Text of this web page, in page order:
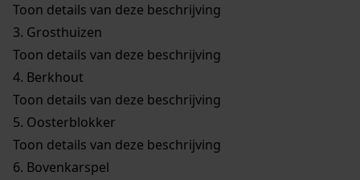
Toon details van deze beschrijving
3. Grosthuizen
Toon details van deze beschrijving
4. Berkhout
Toon details van deze beschrijving
5. Oosterblokker
Toon details van deze beschrijving
6. Bovenkarspel